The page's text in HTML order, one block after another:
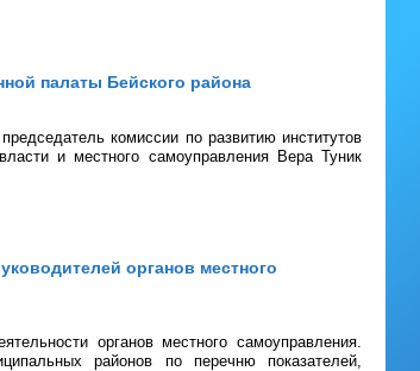
палаты Бейского района
комиссии по развитию институтов
и местного самоуправления Вера Туник
органов местного
органов местного самоуправления.
районов по перечню показателей,